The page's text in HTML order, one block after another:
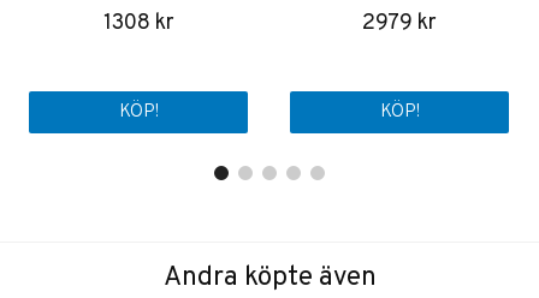
1308 kr
KÖP!
2979 kr
KÖP!
Andra köpte även